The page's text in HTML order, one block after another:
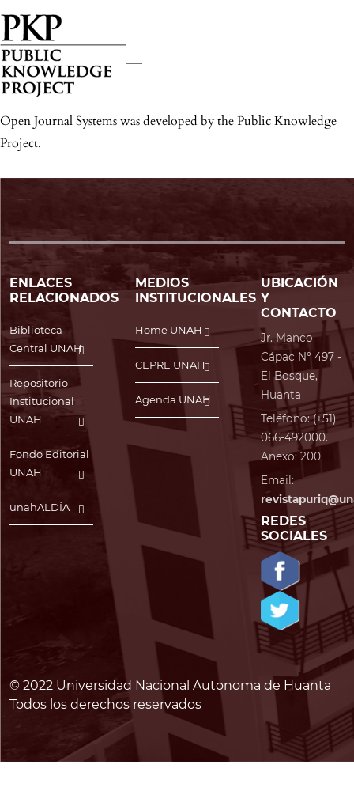
Open Journal Systems was developed by the Public Knowledge
Project.
ENLACES
RELACIONADOS
Biblioteca
Central UNAH
Repositorio
Institucional
UNAH
Fondo Editorial
UNAH
unahALDÍA
MEDIOS
INSTITUCIONALES
Home UNAH
CEPRE UNAH
Agenda UNAH
UBICACIÓN
Y
CONTACTO
Jr. Manco
Cápac N° 497 -
El Bosque,
Huanta
Teléfono: (+51)
066-492000.
Anexo: 200
Email:
REDES
SOCIALES
© 2022 Universidad Nacional Autonoma de Huanta
Todos los derechos reservados